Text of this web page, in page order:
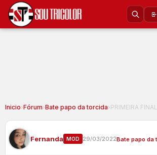
Inicio›Fórum›Bate papo da torcida›PRIMEIRA
Fernanda MOD 29/03/2022Bate papo da